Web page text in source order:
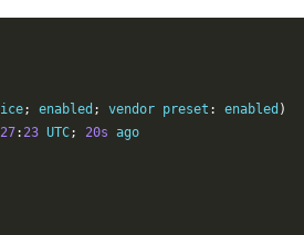
; enabled ; vendor preset : enabled )
27:23 UTC; 20s ago